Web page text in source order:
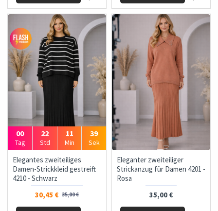
00
Tag
22
Std
11
Min
37
Sek
Elegantes zweiteiliges
Damen-Strickkleid gestreift
4210 - Schwarz
30,45 € 35,00 €
Eleganter zweiteiliger
Strickanzug für Damen 4201 -
Rosa
35,00 €